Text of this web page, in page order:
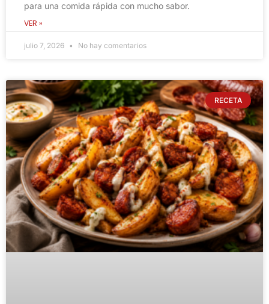
para una comida rápida con mucho sabor.
VER »
julio 7, 2026 No hay comentarios
RECETA